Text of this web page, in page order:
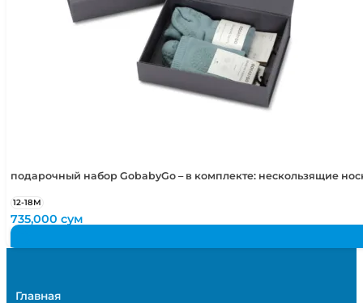
подарочный набор GobabyGo – в комплекте: нескользящие
12-18М
735,000сум
Главная